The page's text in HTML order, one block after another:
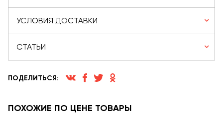
УСЛОВИЯ ДОСТАВКИ
СТАТЬИ
ПОДЕЛИТЬСЯ:
ПОХОЖИЕ ПО ЦЕНЕ ТОВАРЫ